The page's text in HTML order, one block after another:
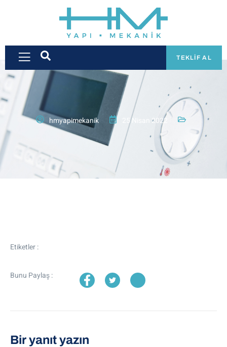
TEKLIF AL
hmyapimekanik 25 Nisan 2022
Etiketler :
Bunu Paylaş :
Bir yanıt yazın